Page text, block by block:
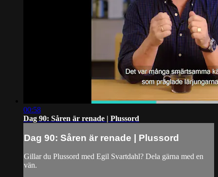
00:58
Dag 90: Såren är renade | Plussord
Dag 90: Såren är renade | Plussord
Gillar du Plussord med Egil Svartdahl? Dela gärna med en
vän.